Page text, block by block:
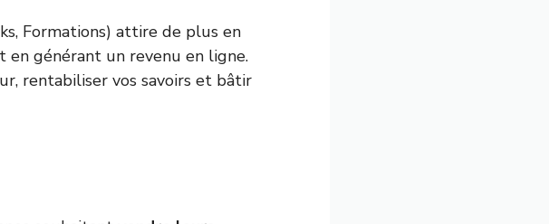
Formations) attire de plus en
générant un revenu en ligne.
rentabiliser vos savoirs et bâtir